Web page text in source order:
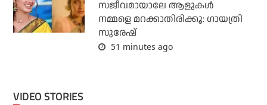
സജീവമായാലേ ആളുകൾ
നമ്മളെ മറക്കാതിരിക്കൂ: ഗായത്രി
സുരേഷ്
51 minutes ago
VIDEO STORIES